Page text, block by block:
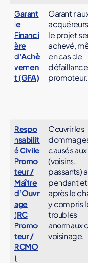
Garant
ie
Financi
ère
d’Achè
vemen
t (GFA)
Garantir
le projet
achevé,
en cas de
promoteur.
Respo
nsabilit
é Civile
Promo
teur /
Maître
d’Ouvr
age
(RC
Promo
teur /
RCMO
)
Couvrir les
causés
(voisins,
passants)
pendant et
après le
y compris
troubles
anormaux
voisinage.